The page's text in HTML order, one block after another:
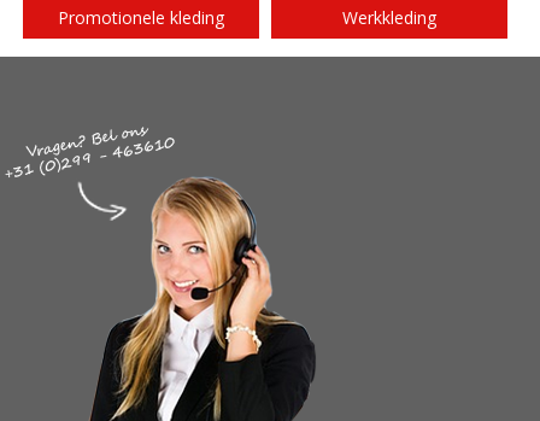
Promotionele kleding Werkkleding